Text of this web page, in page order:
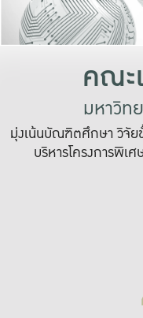
คณะ
มหาวิท
มุ่งเน้นบัณฑิตศึกษา วิจัย
บริหารโครงการพิเ